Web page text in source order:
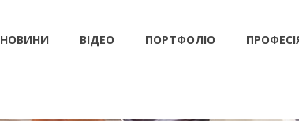
НОВИНИ ВІДЕО ПОРТФОЛІО